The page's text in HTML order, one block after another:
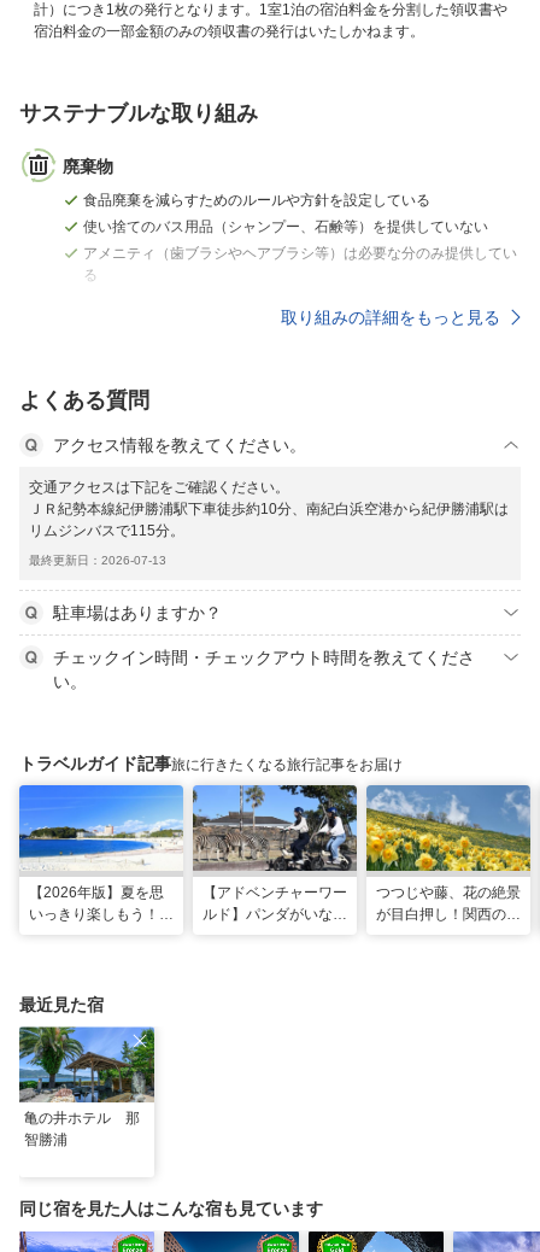
計）につき1枚の発行となります。1室1泊の宿泊料金を分割した領収書や
宿泊料金の一部金額のみの領収書の発行はいたしかねます。
サステナブルな取り組み
廃棄物
食品廃棄を減らすためのルールや方針を設定している
使い捨てのバス用品（シャンプー、石鹸等）を提供していない
アメニティ（歯ブラシやヘアブラシ等）は必要な分のみ提供してい
る
取り組みの詳細をもっと見る
よくある質問
アクセス情報を教えてください。
交通アクセスは下記をご確認ください。
ＪＲ紀勢本線紀伊勝浦駅下車徒歩約10分、南紀白浜空港から紀伊勝浦駅は
リムジンバスで115分。
最終更新日：2026-07-13
駐車場はありますか？
チェックイン時間・チェックアウト時間を教えてくださ
い。
トラベルガイド記事旅に行きたくなる旅行記事をお届け
【2026年版】夏を思
いっきり楽しもう！関
【アドベンチャーワー
ルド】パンダがいなく
つつじや藤、花の絶景
が目白押し！関西の5
最近見た宿
亀の井ホテル 那
智勝浦
同じ宿を見た人はこんな宿も見ています